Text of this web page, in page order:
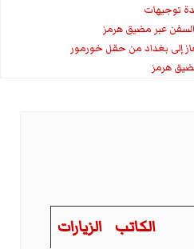
توجيهات
عبر مضيق هرمز
إلى بغداد من حقل خورمور
هرمز
الكاتب الزيارات